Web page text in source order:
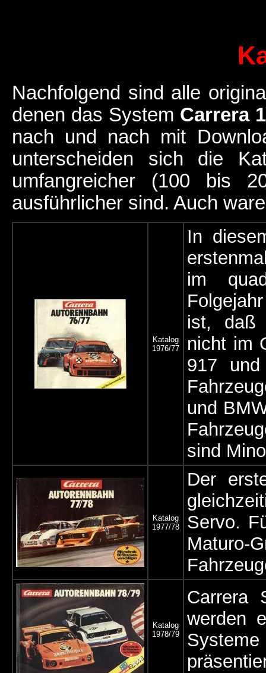
Nachfolgend sind alle
denen das System Carrera
nach und nach mit
unterscheiden sich die
umfangreicher (100 bis
ausführlicher sind. Auch
Katalog
1976/77
In
im
ist, daß
nicht im
917
und
sind
Katalog
1977/78
Der
Servo.
Katalog
1978/79
Carrera
werden